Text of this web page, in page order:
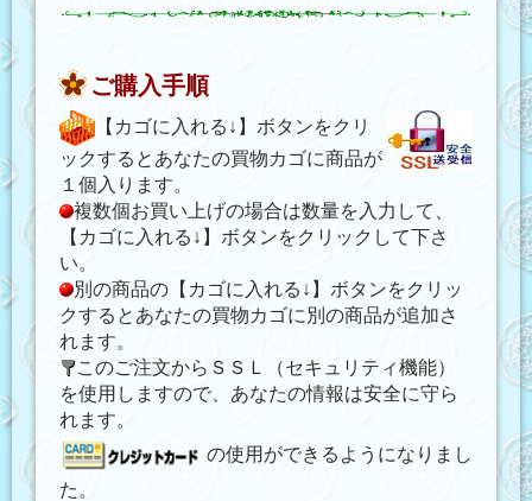
ご購入手順
【カゴに入れる↓】ボタンをクリ
ックするとあなたの買物カゴに商品が
１個入ります。
複数個お買い上げの場合は数量を入力して、
【カゴに入れる↓】ボタンをクリックして下さ
い。
別の商品の【カゴに入れる↓】ボタンをクリッ
クするとあなたの買物カゴに別の商品が追加さ
れます。
このご注文からＳＳＬ（セキュリティ機能）
を使用しますので、あなたの情報は安全に守ら
れます。
の使用ができるようになりまし
た。